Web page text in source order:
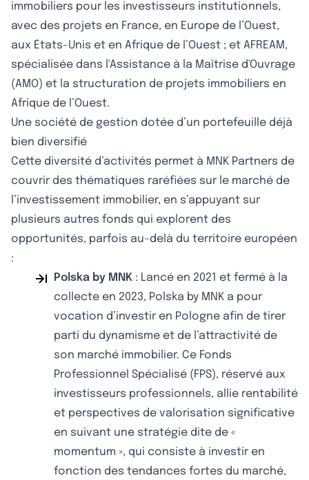
immobiliers pour les investisseurs institutionnels,
avec des projets en France, en Europe de l’Ouest,
aux États-Unis et en Afrique de l’Ouest ; et AFREAM,
spécialisée dans l'Assistance à la Maîtrise d'Ouvrage
(AMO) et la structuration de projets immobiliers en
Afrique de l’Ouest.
Une société de gestion dotée d’un portefeuille déjà
bien diversifié
Cette diversité d’activités permet à MNK Partners de
couvrir des thématiques raréfiées sur le marché de
l’investissement immobilier, en s’appuyant sur
plusieurs autres fonds qui explorent des
opportunités, parfois au-delà du territoire européen
:
Polska by MNK : Lancé en 2021 et fermé à la
collecte en 2023, Polska by MNK a pour
vocation d’investir en Pologne afin de tirer
parti du dynamisme et de l’attractivité de
son marché immobilier. Ce Fonds
Professionnel Spécialisé (FPS), réservé aux
investisseurs professionnels, allie rentabilité
et perspectives de valorisation significative
en suivant une stratégie dite de «
momentum », qui consiste à investir en
fonction des tendances fortes du marché,